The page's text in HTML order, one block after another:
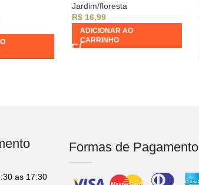
Jardim/floresta
R$16,99
ADICIONAR AO
CARRINHO
as 17:30
Formas de Pagamento